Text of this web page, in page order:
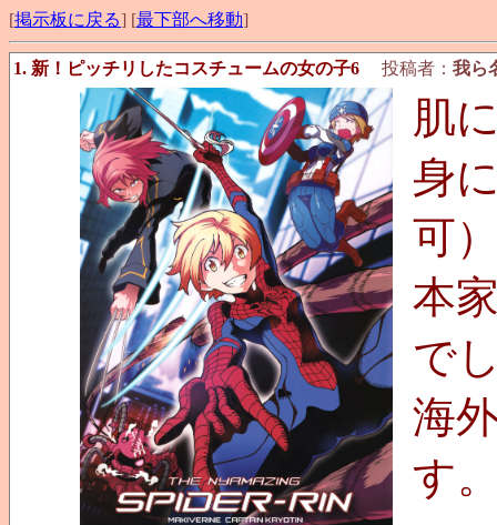
[掲示板に戻る] [最下部へ移動]
1. 新！ピッチリしたコスチュームの女の子6 投稿者： 我ら
肌
身
可
本
で
海
す